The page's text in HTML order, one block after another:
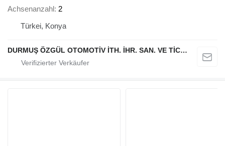
Achsenanzahl 2
Türkei, Konya
DURMUŞ ÖZGÜL OTOMOTİV İTH. İHR. SAN. VE TİC. A.Ş